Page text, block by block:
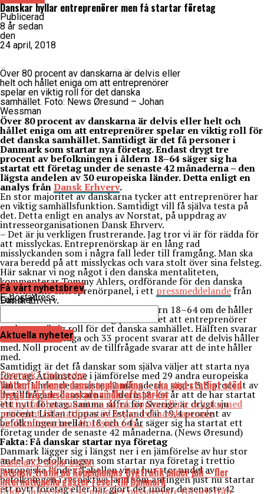
Danskar hyllar entreprenörer men få startar företag
Publicerad
8 år sedan
den
24 april, 2018
Över 80 procent av danskarna är delvis eller
helt och hållet eniga om att entreprenörer
spelar en viktig roll för det danska
samhället. Foto: News Øresund – Johan
Wessman
Över 80 procent av danskarna är delvis eller helt och
hållet eniga om att entreprenörer spelar en viktig roll för
det danska samhället. Samtidigt är det få personer i
Danmark som startar nya företag. Endast drygt tre
procent av befolkningen i åldern 18–64 säger sig ha
startat ett företag under de senaste 42 månaderna – den
lägsta andelen av 30 europeiska länder. Detta enligt en
analys frånDansk Erhverv.
En stor majoritet av danskarna tycker att entreprenörer har
en viktig samhällsfunktion. Samtidigt vill få själva testa på
det. Detta enligt en analys av Norstat, på uppdrag av
intresseorganisationen Dansk Ehrverv.
– Det är ju verkligen frustrerande. Jag tror vi är för rädda för
att misslyckas. Entreprenörskap är en lång rad
misslyckanden som i några fall leder till framgång. Man ska
vara beredd på att misslyckas och vara stolt över sina felsteg.
Här saknar vi nog något i den danska mentaliteten,
kommenterar Tommy Ahlers, ordförande för den danska
regeringens entreprenörpanel, i ett pressmeddelandefrån
Dansk Ehverv.
Norstat har frågat 754 danskar i åldern 18–64 om de håller
med om eller motsätter sig påståendet att entreprenörer
spelar en viktig roll för det danska samhället. Hälften svarar
att de är helt eniga och 33 procent svarar att de delvis håller
med. Noll procent av de tillfrågade svarar att de inte håller
med.
Samtidigt är det få danskar som själva väljer att starta nya
företag. Åtminstone i jämförelse med 29 andra europeiska
länder. Under de senaste 42 månaderna säger 3,3 procent av
de tillfrågade danskarna i åldern 18–64 år att de har startat
ett nytt företag. Samma siffra för Sverige är drygt sju
procent. Listan toppas av Estland där 19,4 procent av
befolkningen mellan 18 och 64 år säger sig ha startat ett
företag under de senaste 42 månaderna. (News Øresund)
Fakta: Få danskar startar nya företag
Danmark lägger sig i längst ner i en jämförelse av hur stor
andel av befolkningen som startar nya företag i trettio
europeiska länder. Tabellen visar hur stor andel av
befolkningen i respektive land som antingen just nu startar
ett nytt företag eller har gjort det under de senaste 42
Läs mer
Få vårt nyhetsbrev
E-postadress
Aktuella nyheter
Danmark1 dag sedan
Vattenfall vinner dansk upphandling – ska med statligt stöd
bygga två havsbaserade vindkraftsparker
Vattenfall har vunnit en dansk upphandling och ska med
möjlighet till statligt stöd bygga två havsbaserade
vindkraftsparker i Nordsjön och...
Danmark2 dagar sedan
Intensiv trafik på Köpenhamns flygtrafik under juli – fler
internationella gäster reser till Danmark
Under juli reste 3,45 miljoner passagerare till och från